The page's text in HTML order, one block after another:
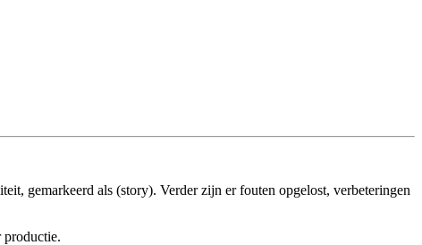
gemarkeerd als (story). Verder zijn er fouten opgelost, verbeteringen
productie.